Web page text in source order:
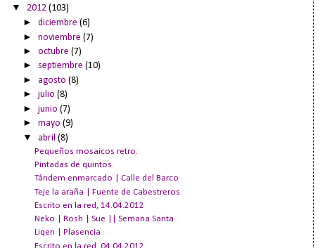
▼ 2012 (103)
►diciembre(6)
►noviembre(7)
►octubre(7)
► septiembre(10)
► agosto(8)
►julio(8)
►junio(7)
►mayo(9)
▼ abril(8)
Pequeños mosaicos retro.
Pintadas de quintos.
Tándem enmarcado | Calle del Barco
Teje la araña | Fuente de Cabestreros
Escrito en la red, 14.04.2012
Neko | Rosh | Sue || Semana Santa
Liqen | Plasencia
Escrito en la red, 04.04.2012.